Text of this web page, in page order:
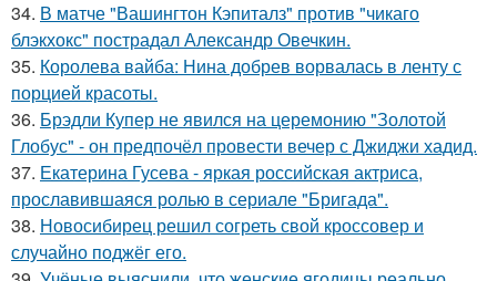
34. В матче "Вашингтон Кэпиталз" против "чикаго
блэкхокс" пострадал Александр Овечкин.
35. Королева вайба: Нина добрев ворвалась в ленту с
порцией красоты.
36. Брэдли Купер не явился на церемонию "Золотой
Глобус" - он предпочёл провести вечер с Джиджи хадид.
37. Екатерина Гусева - яркая российская актриса,
прославившаяся ролью в сериале "Бригада".
38. Новосибирец решил согреть свой кроссовер и
случайно поджёг его.